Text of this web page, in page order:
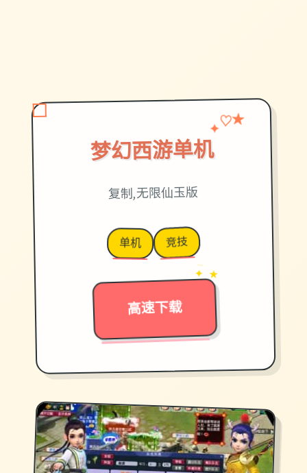
梦幻西游单机
✦♡★
复制,无限仙玉版
单机 竞技
高速下载
→
✦ ★